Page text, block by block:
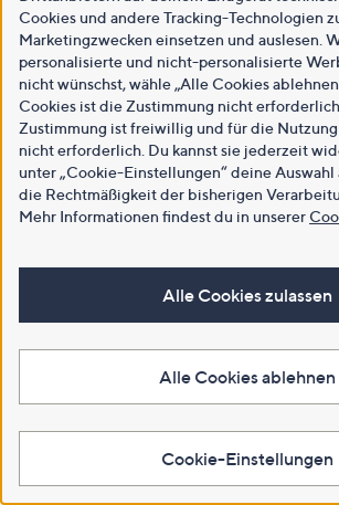
Cookies und andere Tracking-Technologien
Marketingzwecken einsetzen und auslesen.
personalisierte und nicht-personalisierte
nicht wünschst, wähle „Alle Cookies
Cookies ist die Zustimmung nicht
Zustimmung ist freiwillig und für die
nicht erforderlich. Du kannst sie jederzeit
unter „Cookie-Einstellungen“ deine Auswahl
die Rechtmäßigkeit der bisherigen
Mehr Informationen findest du in unserer
Alle Cookies zulassen
Alle Cookies ablehnen
Cookie-Einstellungen